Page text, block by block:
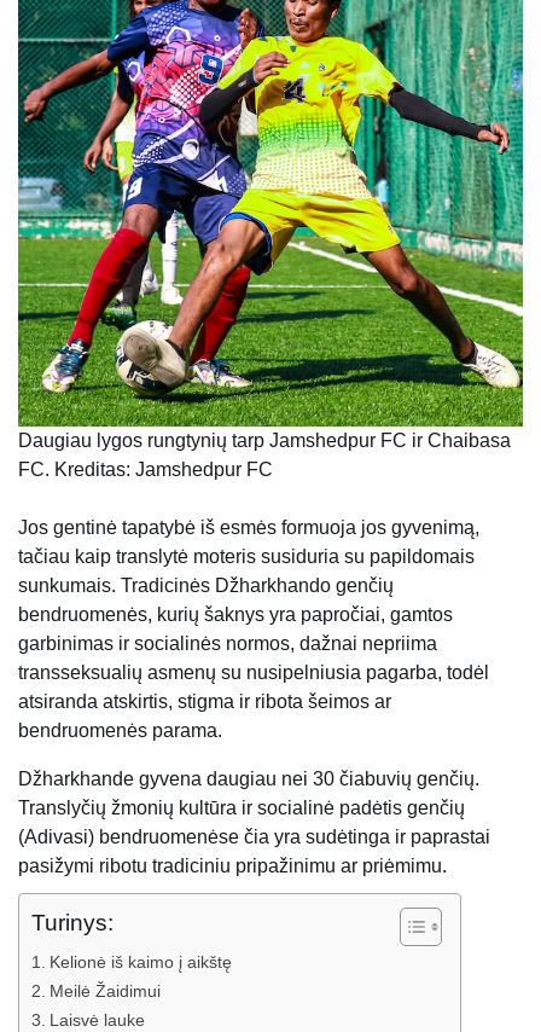
Daugiau lygos rungtynių tarp Jamshedpur FC ir Chaibasa
FC. Kreditas: Jamshedpur FC
Jos gentinė tapatybė iš esmės formuoja jos gyvenimą,
tačiau kaip translytė moteris susiduria su papildomais
sunkumais. Tradicinės Džharkhando genčių
bendruomenės, kurių šaknys yra papročiai, gamtos
garbinimas ir socialinės normos, dažnai nepriima
transseksualių asmenų su nusipelniusia pagarba, todėl
atsiranda atskirtis, stigma ir ribota šeimos ar
bendruomenės parama.
Džharkhande gyvena daugiau nei 30 čiabuvių genčių.
Translyčių žmonių kultūra ir socialinė padėtis genčių
(Adivasi) bendruomenėse čia yra sudėtinga ir paprastai
pasižymi ribotu tradiciniu pripažinimu ar priėmimu.
Turinys:
Kelionė iš kaimo į aikštę
Meilė Žaidimui
Laisvė lauke